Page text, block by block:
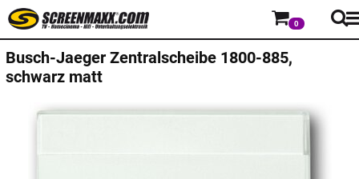
0
Busch-Jaeger Zentralscheibe 1800-885,
schwarz matt